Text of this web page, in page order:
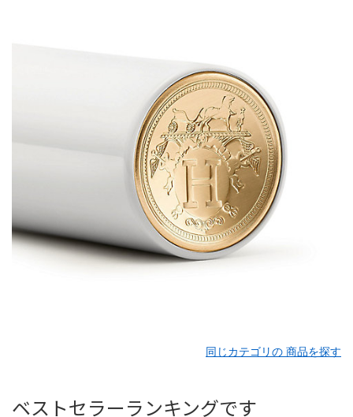
同じカテゴリの 商品を探す
ベストセラーランキングです